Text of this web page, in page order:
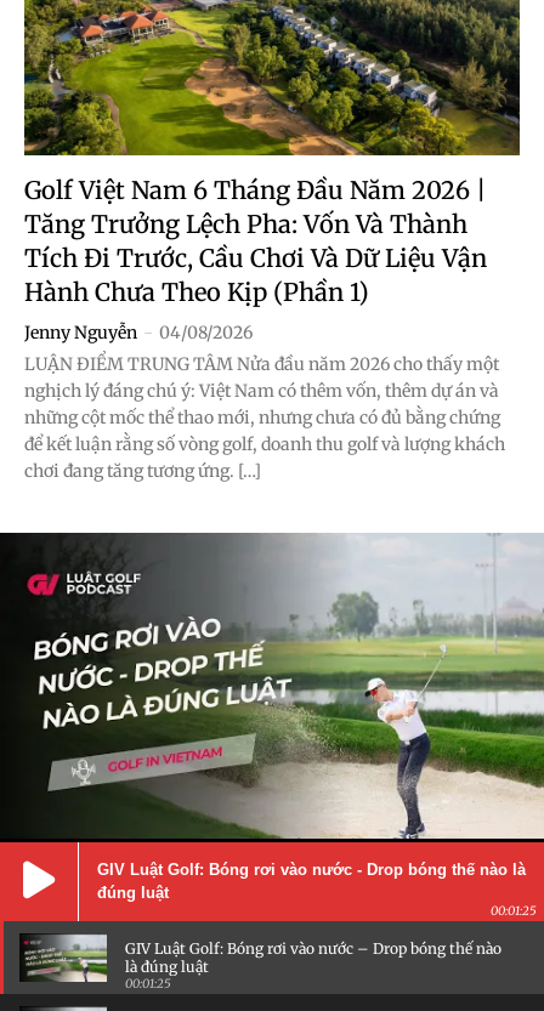
Golf Việt Nam 6 Tháng Đầu Năm 2026 |
Tăng Trưởng Lệch Pha: Vốn Và Thành
Tích Đi Trước, Cầu Chơi Và Dữ Liệu Vận
Hành Chưa Theo Kịp (Phần 1)
Jenny Nguyễn - 04/08/2026
LUẬN ĐIỂM TRUNG TÂM Nửa đầu năm 2026 cho thấy một
nghịch lý đáng chú ý: Việt Nam có thêm vốn, thêm dự án và
những cột mốc thể thao mới, nhưng chưa có đủ bằng chứng
để kết luận rằng số vòng golf, doanh thu golf và lượng khách
chơi đang tăng tương ứng. […]
GIV Luật Golf: Bóng rơi vào nước - Drop bóng thế nào là
đúng luật
00:01:25
GIV Luật Golf: Bóng rơi vào nước – Drop bóng thế nào
là đúng luật
00:01:25